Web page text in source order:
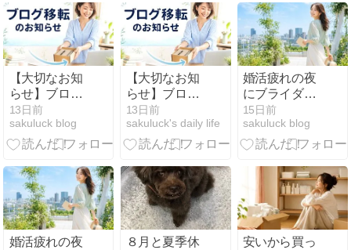
を試してみま
した
【大切なお知
らせ】ブログ
を移転しまし
た｜新しい
URLのご案内
13日前
sakuluck blog
【大切なお知
らせ】ブログ
を新しいサイ
トへ移転しま
す
13日前
sakuluck's daily life
婚活疲れの夜
にブライダル
フェアが刺さ
った、一人で
見つけた「隣
未来」
15日前
sakuluck blog
婚活疲れの夜
８月と夏季休
安いから買っ